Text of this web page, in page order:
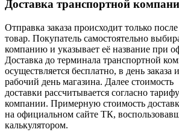
Доставка транспортной
Отправка заказа происходит только
товар. Покупатель самостоятельно
компанию и указывает её название при
Доставка до терминала транспортной
осуществляется бесплатно, в день
рабочий день магазина. Далее стоимость
доставки рассчитывается согласно
компании. Примерную стоимость
на официальном сайте ТК,
калькулятором.